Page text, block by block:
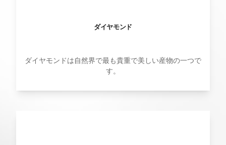
ダイヤモンド
ダイヤモンドは自然界で最も貴重で美しい産物の一つで
す。